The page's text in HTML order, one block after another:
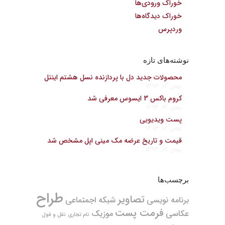
خوراک ورودی‌ها
خوراک دیدگاه‌ها
وردپرس
نوشته‌های تازه
محصولات جدید دل با پردازنده نسل هشتم اینتل
کروم باکس 3 ایسوس معرفی شد
پست ویدیویی
قیمت و تاریخ عرضه مک مینی اپل مشخص شد
برچسب‌ها
برنامه نویسی تصاویر شبکه اجمتماعی طراح
عکاسی فرمت پست موزیک نام تجاری نقل و قول